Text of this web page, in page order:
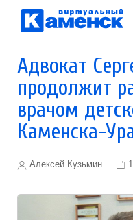
Адвокат
продолжит
врачом
Каменска-
Алексей Кузьмин